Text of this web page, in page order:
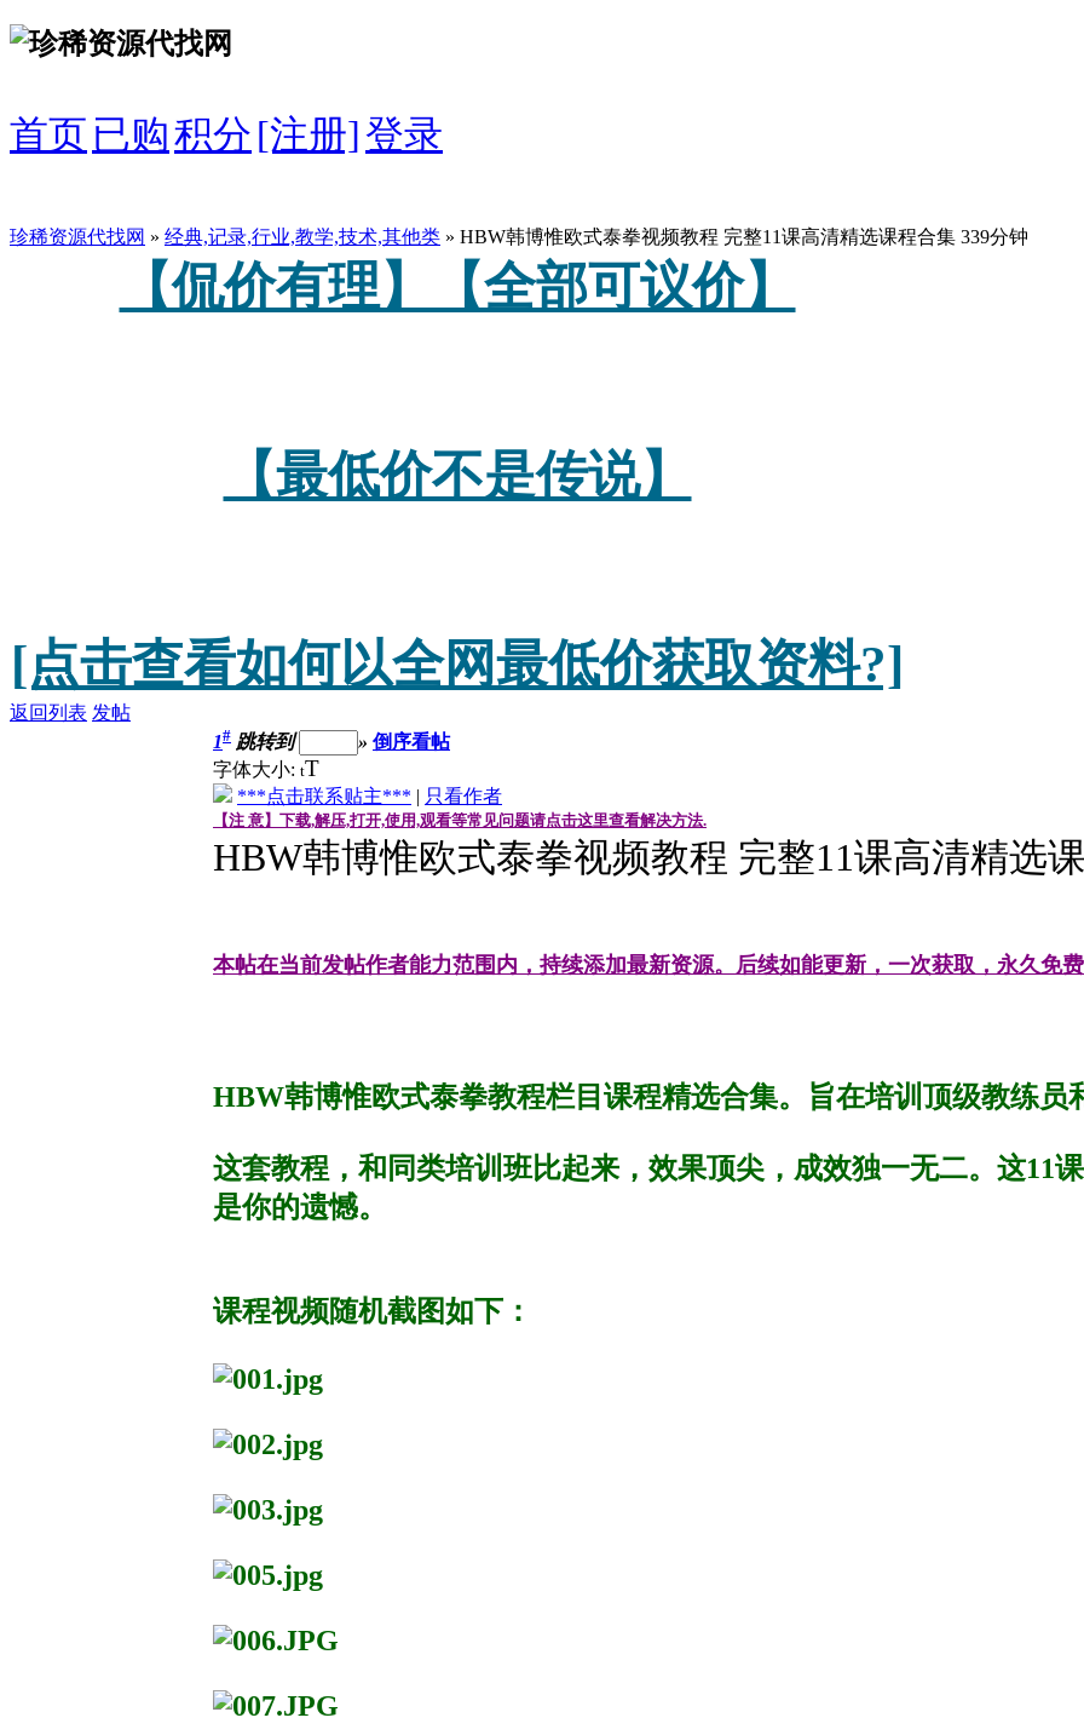
首页 已购积分[注册]登录
珍稀资源代找网 » 经典,记录,行业,教学,技术,其他类 » HBW韩博惟欧式泰拳视频教程 完整11课高清精选课程合集 339分钟
【侃价有理】【全部可议价】
【最低价不是传说】
[点击查看如何以全网最低价获取资料?]
返回列表 发帖
1# 跳转到 » 倒序看帖
字体大小: tT
***点击联系贴主*** | 只看作者
【注 意】下载,解压,打开,使用,观看等常见问题请点击这里查看解决方法.
HBW韩博惟欧式泰拳视频教程 完整11课高清精选
本帖在当前发帖作者能力范围内，持续添加最新资源。后续如能更新，一次获取，永久免费
HBW韩博惟欧式泰拳教程栏目课程精选合集。旨在培训顶级教练员
这套教程，和同类培训班比起来，效果顶尖，成效独一无二。这11
是你的遗憾。
课程视频随机截图如下：